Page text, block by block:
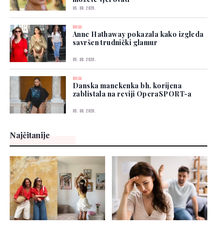
05. 08. 2026.
MODA
Anne Hathaway pokazala kako izgleda
savršen trudnički glamur
05. 08. 2026.
MODA
Danska manekenka bh. korijena
zablistala na reviji OperaSPORT-a
05. 08. 2026.
Najčitanije